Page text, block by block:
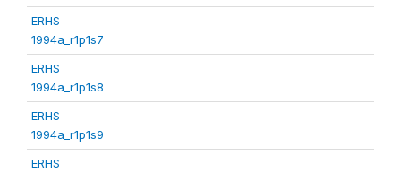
ERHS
1994a_r1p1s7
ERHS
1994a_r1p1s8
ERHS
1994a_r1p1s9
ERHS